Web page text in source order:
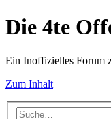
Die 4te
Ein Inoffizielles Forum
Zum Inhalt